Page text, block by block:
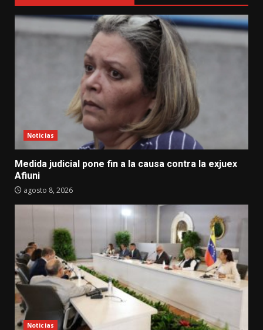
Noticias
Medida judicial pone fin a la causa contra la exjuex
Afiuni
agosto 8, 2026
Noticias